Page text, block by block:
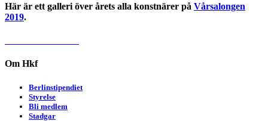
Här är ett galleri över årets alla konstnärer på Vårsalongen
2019.
Om Hkf
Berlinstipendiet
Styrelse
Bli medlem
Stadgar